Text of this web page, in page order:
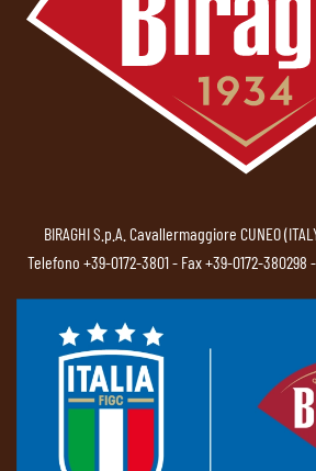
BIRAGHI S.p.A. Cavallermaggiore CUNEO
Telefono +39-0172-3801- Fax +39-0172-380298